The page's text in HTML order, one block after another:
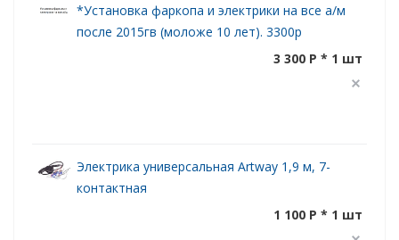
*Установка фаркопа и электрики на все а/м
после 2015гв (моложе 10 лет). 3300р
3 300 P * 1 шт
Электрика универсальная Artway 1,9 м, 7-
контактная
1 100 P * 1 шт